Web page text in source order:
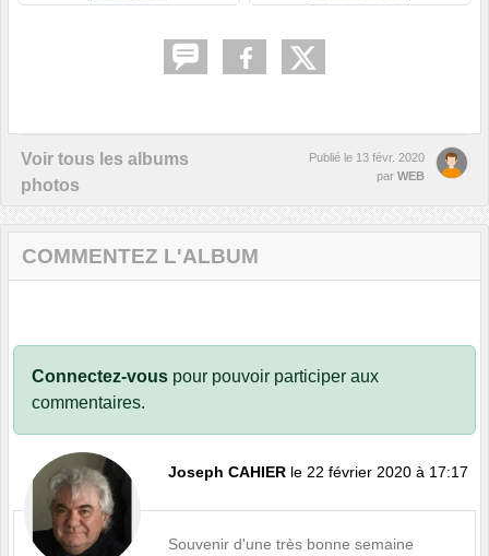
Voir tous les albums
photos
Publié le 13 févr. 2020
par WEB
COMMENTEZ L'ALBUM
Connectez-vous pour pouvoir participer aux
commentaires.
Joseph CAHIER le 22 février 2020 à 17:17
Souvenir d'une très bonne semaine